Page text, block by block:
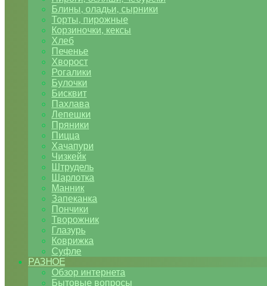
Блины, оладьи, сырники
Торты, пирожные
Корзиночки, кексы
Хлеб
Печенье
Хворост
Рогалики
Булочки
Бисквит
Пахлава
Лепешки
Пряники
Пицца
Хачапури
Чизкейк
Штрудель
Шарлотка
Манник
Запеканка
Пончики
Творожник
Глазурь
Коврижка
Суфле
РАЗНОЕ
Обзор интернета
Бытовые вопросы